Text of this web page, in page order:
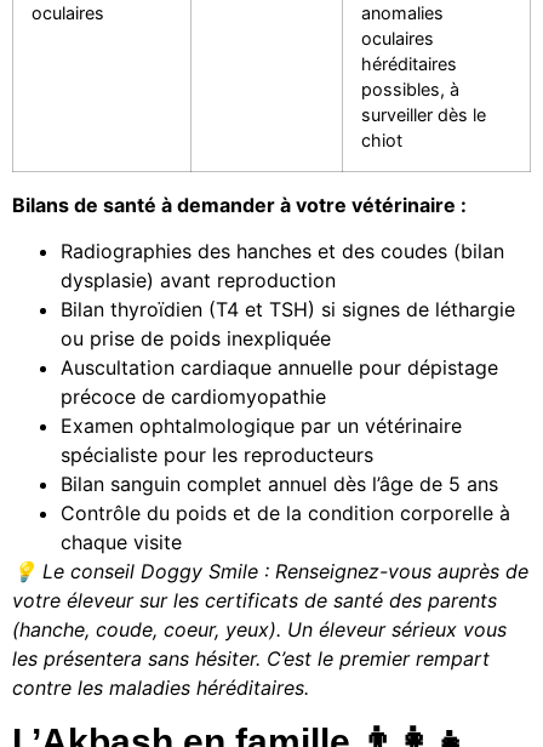
oculaires
anomalies
oculaires
héréditaires
possibles, à
surveiller dès le
chiot
Bilans de santé à demander à votre vétérinaire :
Radiographies des hanches et des coudes (bilan
dysplasie) avant reproduction
Bilan thyroïdien (T4 et TSH) si signes de léthargie
ou prise de poids inexpliquée
Auscultation cardiaque annuelle pour dépistage
précoce de cardiomyopathie
Examen ophtalmologique par un vétérinaire
spécialiste pour les reproducteurs
Bilan sanguin complet annuel dès l’âge de 5 ans
Contrôle du poids et de la condition corporelle à
chaque visite
💡 Le conseil Doggy Smile : Renseignez-vous auprès de
votre éleveur sur les certificats de santé des parents
(hanche, coude, coeur, yeux). Un éleveur sérieux vous
les présentera sans hésiter. C’est le premier rempart
contre les maladies héréditaires.